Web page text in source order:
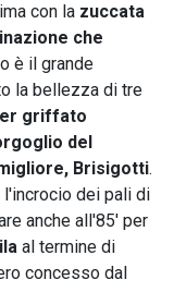
con la zuccata
che
è il grande
la bellezza di tre
griffato
del
Brisigotti.
dei pali di
anche all'85' per
al termine di
concesso dal